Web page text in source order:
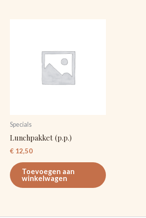
Specials
Lunchpakket (p.p.)
€ 12,50
Toevoegen aan
winkelwagen